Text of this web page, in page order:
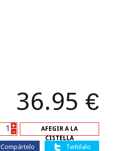
36.95 €
AFEGIR A LA
CISTELLA
+
-
Compártelo Twitéalo